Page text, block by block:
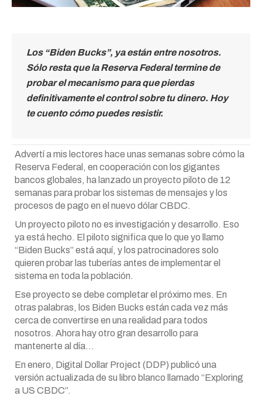
Los “Biden Bucks”, ya están entre nosotros.
Sólo resta que la Reserva Federal termine de
probar el mecanismo para que pierdas
definitivamente el control sobre tu dinero. Hoy
te cuento cómo puedes resistir.
Advertí a mis lectores hace unas semanas sobre cómo la
Reserva Federal, en cooperación con los gigantes
bancos globales, ha lanzado un proyecto piloto de 12
semanas para probar los sistemas de mensajes y los
procesos de pago en el nuevo dólar CBDC.
Un proyecto piloto no es investigación y desarrollo. Eso
ya está hecho. El piloto significa que lo que yo llamo
“Biden Bucks” está aquí, y los patrocinadores solo
quieren probar las tuberías antes de implementar el
sistema en toda la población.
Ese proyecto se debe completar el próximo mes. En
otras palabras, los Biden Bucks están cada vez más
cerca de convertirse en una realidad para todos
nosotros. Ahora hay otro gran desarrollo para
mantenerte al día…
En enero, Digital Dollar Project (DDP) publicó una
versión actualizada de su libro blanco llamado “Exploring
a US CBDC”.